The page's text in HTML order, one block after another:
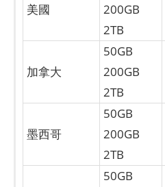
美國
200GB
2TB
加拿大
50GB
200GB
2TB
墨西哥
50GB
200GB
2TB
50GB